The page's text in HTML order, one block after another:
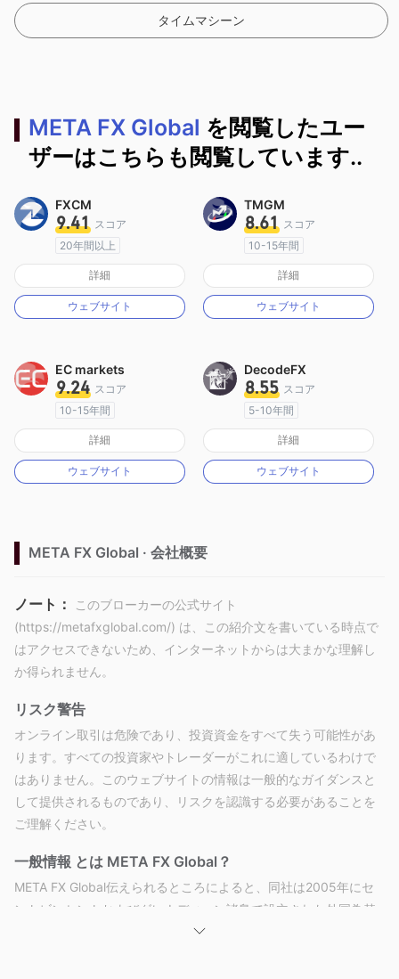
タイムマシーン
META FX Global を閲覧したユー
ザーはこちらも閲覧しています..
FXCM
9.41 スコア
20年間以上
オーストラリア規制
マーケットメイキングライセンス（MM）
MT4フルライセンス
詳細
ウェブサイト
TMGM
8.61 スコア
10-15年間
オーストラリア規制
マーケットメイキングライセンス（MM）
MT4フルライセンス
詳細
ウェブサイト
EC markets
9.24 スコア
10-15年間
オーストラリア規制
マーケットメイキングライセンス（MM）
MT4フルライセンス
詳細
ウェブサイト
DecodeFX
8.55 スコア
5-10年間
オーストラリア規制
マーケットメイキングライセンス（MM）
MT4フルライセンス
詳細
ウェブサイト
META FX Global · 会社概要
ノート：
このブローカーの公式サイト
(https://metafxglobal.com/) は、この紹介文を書いている時点で
はアクセスできないため、インターネットからは大まかな理解し
か得られません。
リスク警告
オンライン取引は危険であり、投資資金をすべて失う可能性があ
ります。すべての投資家やトレーダーがこれに適しているわけで
はありません。このウェブサイトの情報は一般的なガイダンスと
して提供されるものであり、リスクを認識する必要があることを
ご理解ください。
一般情報 とは META FX Global？
META FX Global伝えられるところによると、同社は2005年にセ
ントビンセントおよびグレナディーン諸島で設立された外国為替
仲介業者であり、高度な取引ツールとプラットフォーム、超タイ